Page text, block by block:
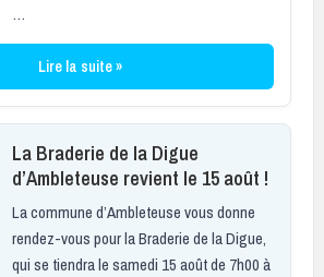
…
Lire la suite »
La Braderie de la Digue
d’Ambleteuse revient le 15 août !
La commune d’Ambleteuse vous donne
rendez-vous pour la Braderie de la Digue,
qui se tiendra le samedi 15 août de 7h00 à